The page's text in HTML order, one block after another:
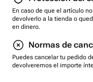
En caso de que el artículo
devolverlo a la tienda o
en dinero.
Normas de
Puedes cancelar tu pedido
devolveremos el importe